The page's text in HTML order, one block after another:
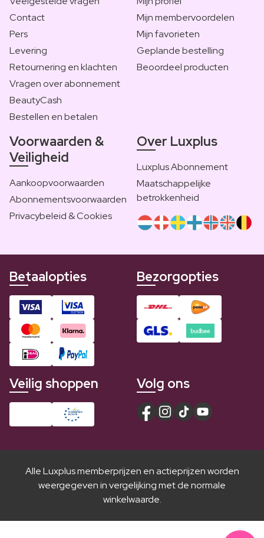
Contact
Pers
Levering
Retournering en klachten
Vragen over abonnement
BeautyCash
Bestellen en betalen
Mijn membervoordelen
Mijn favorieten
Geplande bestelling
Beoordeel producten
Voorwaarden &
Veiligheid
Aankoopvoorwaarden
Abonnementsvoorwaarden
Privacybeleid & Cookies
Over Luxplus
Luxplus Abonnement
Maatschappelijke
betrokkenheid
Betaalopties Bezorgopties
Veilig shoppen Volg ons
Alle Luxplus memberprijzen en actieprijzen worden
weergegeven in vergelijking met de normale
winkelwaarde.